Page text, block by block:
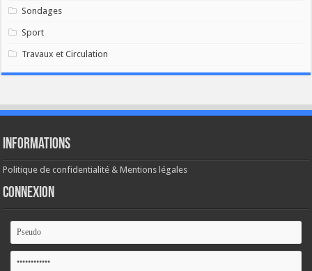
Sondages
Sport
Travaux et Circulation
Informations
Politique de confidentialité & Mentions légales
Connexion